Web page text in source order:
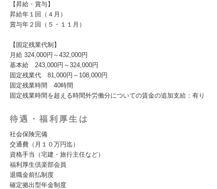
【昇給・賞与】
昇給年１回（４月）
賞与年２回（５・１１月）
【固定残業代制】
月給 324,000円～432,000円
基本給 243,000円～324,000円
固定残業代 81,000円～108,000円
固定残業時間 40時間
固定残業時間を超える時間外労働分についての賃金の追加支給：有り
待遇・福利厚生は
社会保険完備
交通費（月１０万円迄）
資格手当（宅建・旅行主任など）
福利厚生倶楽部会員
退職金前払制度
確定拠出型年金制度